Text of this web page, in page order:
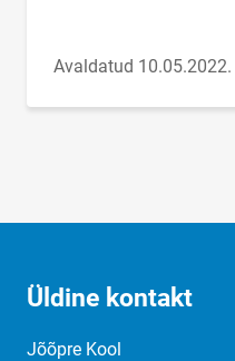
Avaldatud 10.05.2022.
Üldine kontakt
Jõõpre Kool